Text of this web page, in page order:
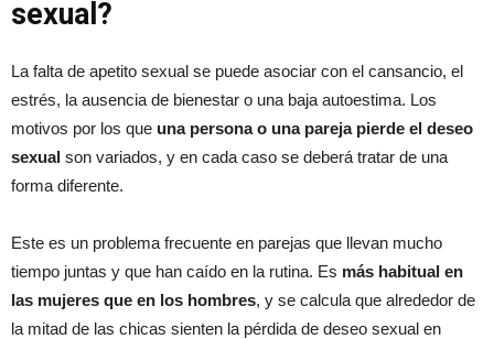
sexual?
La falta de apetito sexual se puede asociar con el cansancio, el
estrés, la ausencia de bienestar o una baja autoestima. Los
motivos por los que una persona o una pareja pierde el deseo
sexual son variados, y en cada caso se deberá tratar de una
forma diferente.
Este es un problema frecuente en parejas que llevan mucho
tiempo juntas y que han caído en la rutina. Es más habitual en
las mujeres que en los hombres, y se calcula que alrededor de
la mitad de las chicas sienten la pérdida de deseo sexual en